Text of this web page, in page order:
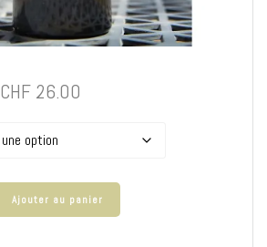
CHF 26.00
CHF 13.50
à
Ajouter au panier